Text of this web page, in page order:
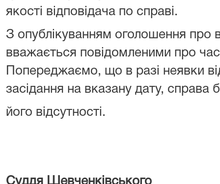
якості відповідача по справі.
З опублікуванням оголошення про
вважається повідомленими про
Попереджаємо, що в разі неявки
засідання на вказану дату, справа
його відсутності.
Суддя Шевченківського